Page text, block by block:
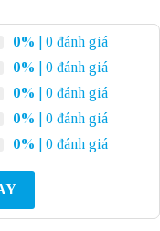
0%
| 0 đánh giá
0%
| 0 đánh giá
0%
| 0 đánh giá
0%
| 0 đánh giá
0% | 0 đánh giá